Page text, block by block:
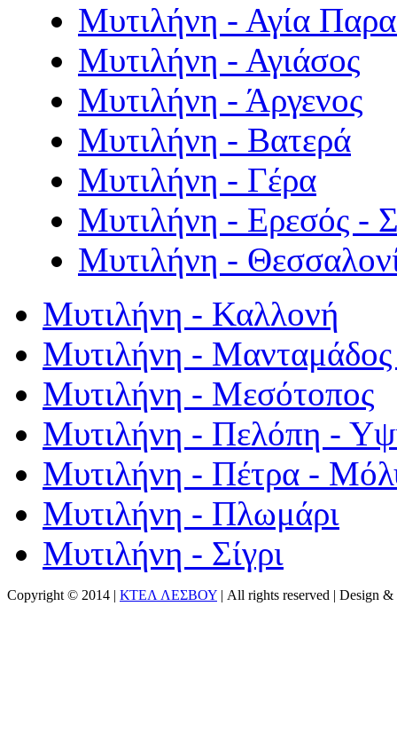
Μυτιλήνη - Αγία
Μυτιλήνη - Αγιάσος
Μυτιλήνη - Άργενος
Μυτιλήνη - Βατερά
Μυτιλήνη - Γέρα
Μυτιλήνη - Ερεσός -
Μυτιλήνη -
Μυτιλήνη - Καλλονή
Μυτιλήνη - Μανταμάδος
Μυτιλήνη - Μεσότοπος
Μυτιλήνη - Πελόπη -
Μυτιλήνη - Πέτρα -
Μυτιλήνη - Πλωμάρι
Μυτιλήνη - Σίγρι
Copyright © 2014 | ΚΤΕΛ ΛΕΣΒΟΥ | All rights reserved | Design &